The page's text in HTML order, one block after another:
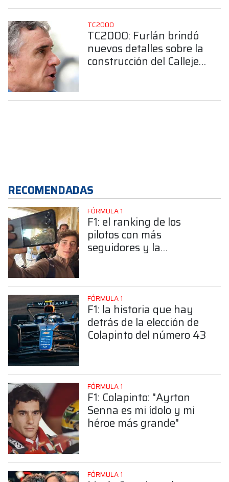
TC2000
TC2000: Furlán brindó
nuevos detalles sobre la
construcción del Callejero
RECOMENDADAS
FÓRMULA 1
F1: el ranking de los
pilotos con más
seguidores y la
FÓRMULA 1
F1: la historia que hay
detrás de la elección de
Colapinto del número 43
FÓRMULA 1
F1: Colapinto: "Ayrton
Senna es mi ídolo y mi
héroe más grande"
FÓRMULA 1